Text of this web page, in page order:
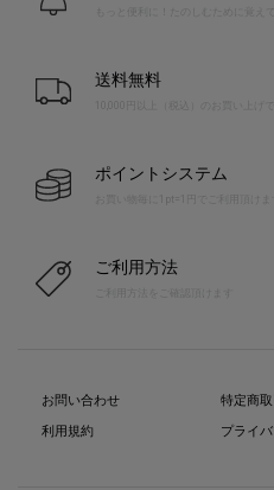
送料無料
10,000円以上（税込）のお買い上げで
ポイントシステム
お買い物毎に1pt=1円でご利用頂けま
ご利用方法
お問い合わせ
利用規約
特定商
プライ